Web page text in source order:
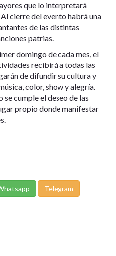
que lo interpretará
cierre del evento habrá una
de las distintas
patrias.
domingo de cada mes, el
recibirá a todas las
de difundir su cultura y
color, show y alegría.
se cumple el deseo de las
propio donde manifestar
Telegram